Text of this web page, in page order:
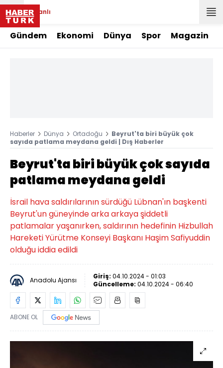
Canlı
Gündem Ekonomi Dünya Spor Magazin
Haberler Dünya Ortadoğu
Beyrut'ta biri büyük çok
sayıda patlama meydana geldi | Dış Haberler
Beyrut'ta biri büyük çok sayıda
patlama meydana geldi
İsrail hava saldırılarının sürdüğü Lübnan'ın başkenti
Beyrut'un güneyinde arka arkaya şiddetli
patlamalar yaşanırken, saldırının hedefinin Hizbullah
Hareketi Yürütme Konseyi Başkanı Haşim Safiyuddin
olduğu iddia edildi
Anadolu Ajansı Giriş: 04.10.2024 - 01:03
Güncelleme: 04.10.2024 - 06:40
ABONE OL